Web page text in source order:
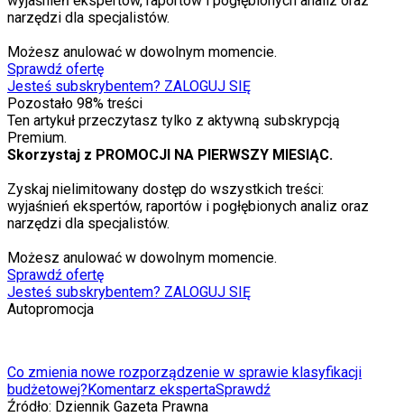
narzędzi dla specjalistów.
Możesz anulować w dowolnym momencie.
Sprawdź ofertę
Jesteś subskrybentem? ZALOGUJ SIĘ
Pozostało 98% treści
Ten artykuł przeczytasz tylko z aktywną subskrypcją
Premium.
Skorzystaj z PROMOCJI NA PIERWSZY MIESIĄC.
Zyskaj nielimitowany dostęp do wszystkich treści:
wyjaśnień ekspertów, raportów i pogłębionych analiz oraz
narzędzi dla specjalistów.
Możesz anulować w dowolnym momencie.
Sprawdź ofertę
Jesteś subskrybentem? ZALOGUJ SIĘ
Autopromocja
Co zmienia nowe rozporządzenie w sprawie klasyfikacji
budżetowej?Komentarz ekspertaSprawdź
Źródło: Dziennik Gazeta Prawna